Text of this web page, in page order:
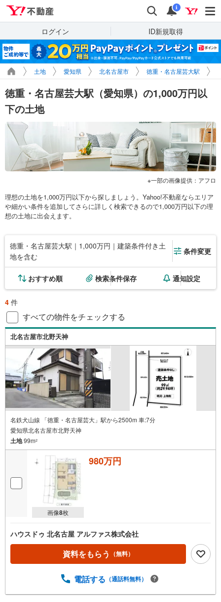
検索 通知
i
ログイン ID新規取得
土地 愛知県 北名古屋市 徳重・名古屋芸大駅
徳重・名古屋芸大駅（愛知県）の1,000万円以
下の土地
一部の画像提供：アフロ
理想の土地を1,000万円以下から探しましょう。Yahoo!不動産ならエリア
や細かい条件を追加してさらに詳しく検索できるので1,000万円以下の理
想の土地に出会えます。
徳重・名古屋芸大駅｜1,000万円｜建築条件付き土
地を含む
条件変更
おすすめ順 検索条件保存 通知設定
4 件
すべての物件をチェックする
北名古屋市北野天神
名鉄犬山線 「徳重・名古屋芸大」駅から2500m 車:7分
愛知県北名古屋市北野天神
土地99m2
画像8枚
980万円
ハウスドゥ 北名古屋 アルファス株式会社
資料をもらう （無料）
電話する （通話料無料）